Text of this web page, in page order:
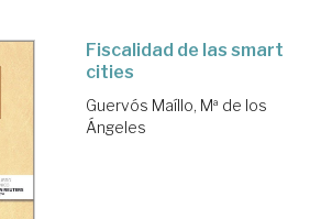
Fiscalidad de las smart
cities
Guervós Maíllo, Mª de los
Ángeles